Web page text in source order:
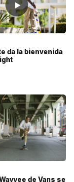
▶
da la bienvenida
de Vans se